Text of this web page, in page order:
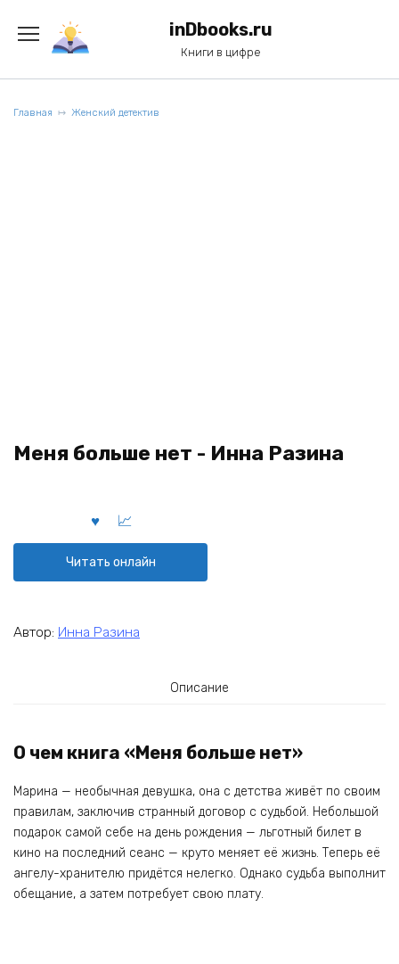
содержанию
inDbooks.ru
Книги в цифре
Главная Женский детектив
Меня больше нет - Инна Разина
Читать онлайн
Автор: Инна Разина
Описание
О чем книга «Меня больше нет»
Марина — необычная девушка, она с детства живёт по своим
правилам, заключив странный договор с судьбой. Небольшой
подарок самой себе на день рождения — льготный билет в
кино на последний сеанс — круто меняет её жизнь. Теперь её
ангелу-хранителю придётся нелегко. Однако судьба выполнит
обещание, а затем потребует свою плату.